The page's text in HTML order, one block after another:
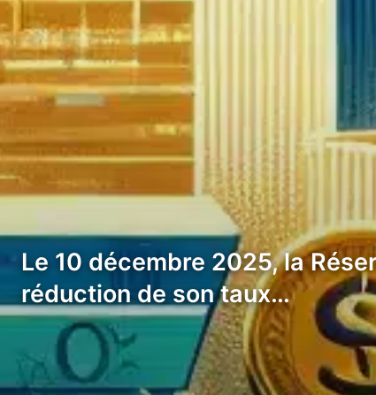
Le 10 décembre 2025, la
réduction de son taux…